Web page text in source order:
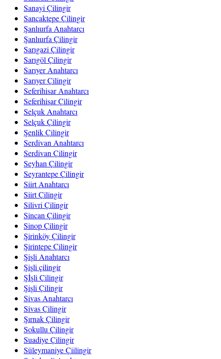
Sanayi Çilingir
Sancaktepe Çilingir
Şanlıurfa Anahtarcı
Şanlıurfa Çilingir
Sarıgazi Çilingir
Sarıgöl Çilingir
Sarıyer Anahtarcı
Sarıyer Çilingir
Seferihisar Anahtarcı
Seferihisar Çilingir
Selçuk Anahtarcı
Selçuk Çilingir
Şenlik Çilingir
Serdivan Anahtarcı
Serdivan Çilingir
Seyhan Çilingir
Seyrantepe Çilingir
Siirt Anahtarcı
Siirt Çilingir
Silivri Çilingir
Sincan Çilingir
Sinop Çilingir
Şirinköy Çilingir
Şirintepe Çilingir
Şişli Anahtarcı
Şişli çilingir
Şİşli Çilingir
Şişli Çilingir
Sivas Anahtarcı
Sivas Çilingir
Şırnak Çilingir
Sokullu Çilingir
Suadiye Çilingir
Süleymaniye Çiilingir